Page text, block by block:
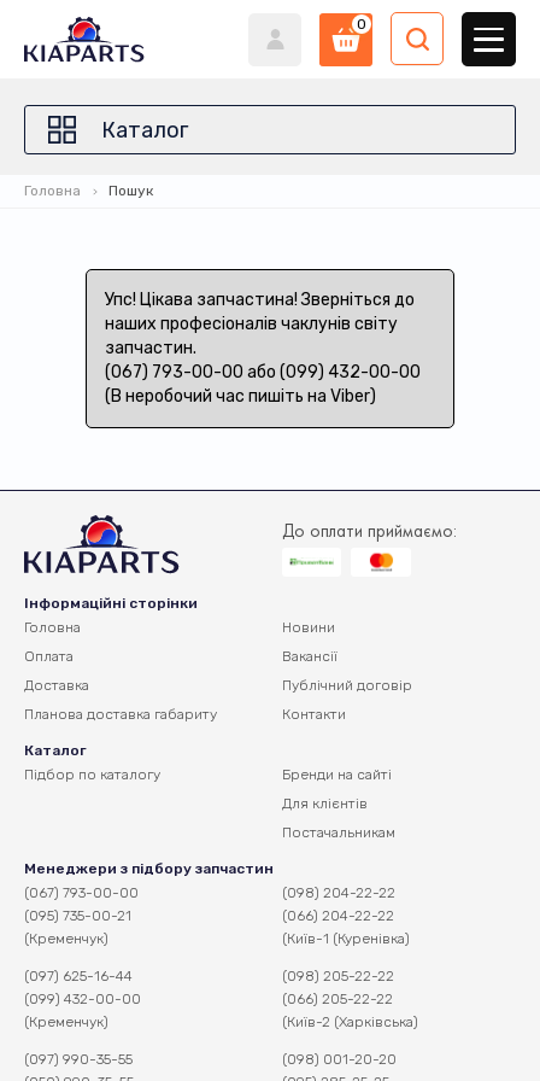
0
Каталог
Головна Пошук
Упс! Цікава запчастина! Зверніться до
наших професіоналів чаклунів світу
запчастин.
(067) 793-00-00 або (099) 432-00-00
(В неробочий час пишіть на Viber)
До оплати приймаємо:
Інформаційні сторінки
Головна
Оплата
Доставка
Планова доставка габариту
Новини
Вакансії
Публічний договір
Контакти
Каталог
Підбор по каталогу
Бренди на сайті
Для клієнтів
Постачальникам
Менеджери з підбору запчастин
(067) 793-00-00
(095) 735-00-21
(Кременчук)
(097) 625-16-44
(099) 432-00-00
(Кременчук)
(097) 990-35-55
(098) 204-22-22
(066) 204-22-22
(Київ-1 (Куренівка)
(098) 205-22-22
(066) 205-22-22
(Київ-2 (Харківська)
(098) 001-20-20